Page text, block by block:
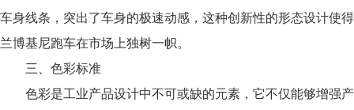
车身线条，突出了车身的极速动感，这种创新性的形态设计使得
兰博基尼跑车在市场上独树一帜。
三、色彩标准
色彩是工业产品设计中不可或缺的元素，它不仅能够增强产